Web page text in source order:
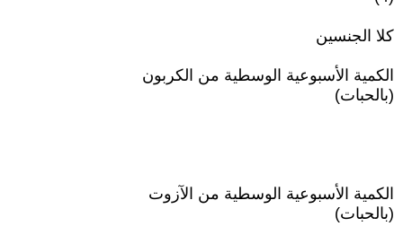
كلا الجنسين
الكمية الأسبوعية الوسطية من الكربون
(بالحبات)
الكمية الأسبوعية الوسطية من الآزوت
(بالحبات)